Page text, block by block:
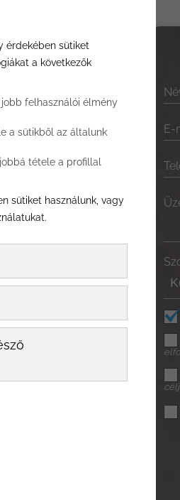
az oka, és
változáson
ez a legtöbb
E-
érdekében sütiket
a következők
felhasználói élmény
a sütikből az általunk
tétele a profillal
sütiket használunk, vagy